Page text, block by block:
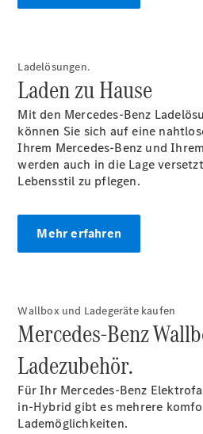
Reifen &
Kompletträder
Teile &
Zubehör
Pannen- &
Schadenhilfe
Reparatur &
Umrüstungen
Service für
Reisemobile
Garantie-
Finanzdienste
Digitale
Ladelösungen.
Laden zu Hause
Mit den Mercedes-Benz
können Sie sich auf eine
Ihrem Mercedes-Benz und
werden auch in die Lage
Lebensstil zu pflegen.
Mehr erfahren
Wallbox und Ladegeräte kaufen
Mercedes-Benz
Ladezubehör.
Für Ihr Mercedes-Benz
in-Hybrid gibt es mehrere
Lademöglichkeiten.